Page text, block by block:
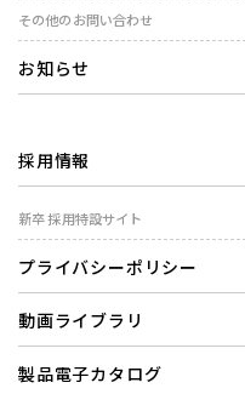
その他のお問い合わせ
お知らせ
採用情報
新卒 採用特設サイト
プライバシーポリシー
動画ライブラリ
製品電子カタログ